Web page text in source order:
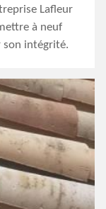
Lafleur
à neuf
son intégrité.